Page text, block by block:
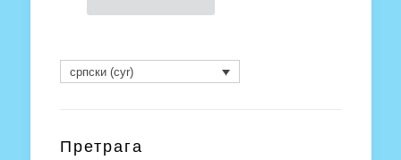
српски (cyr)
Претрага